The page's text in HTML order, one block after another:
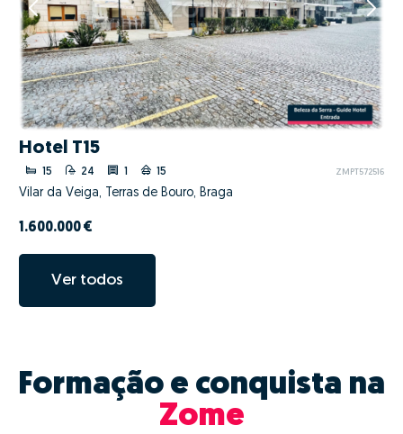
Hotel T15
15 24 1 15 ZMPT572516
Vilar da Veiga, Terras de Bouro, Braga
1.600.000 €
Ver todos
Formação e conquista na
Zome